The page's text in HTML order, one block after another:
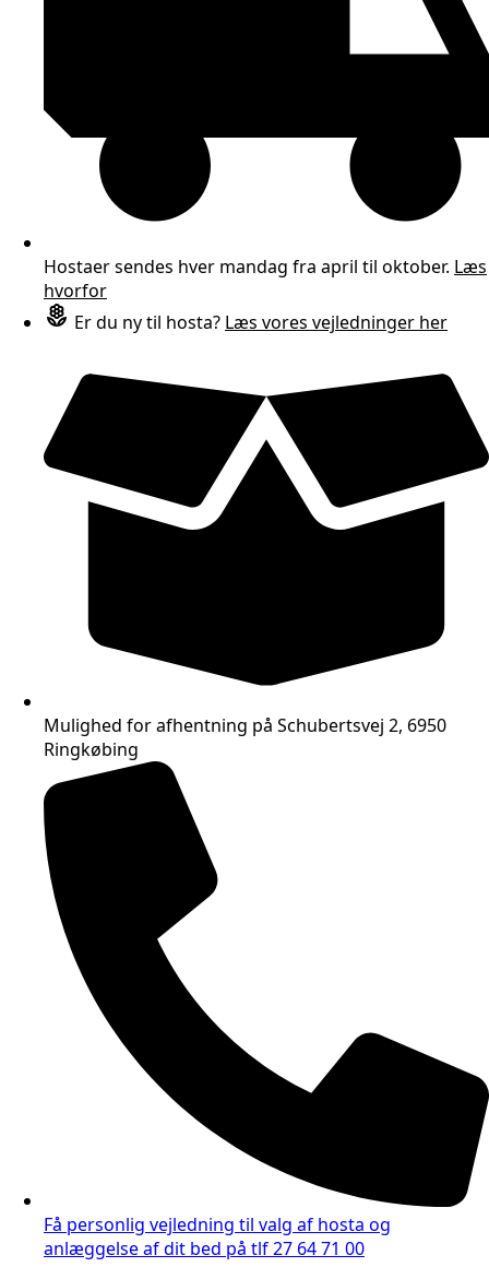
Hostaer sendes hver mandag fra april til oktober. Læs
hvorfor
Er du ny til hosta? Læs vores vejledninger her
Mulighed for afhentning på Schubertsvej 2, 6950
Ringkøbing
Få personlig vejledning til valg af hosta og
anlæggelse af dit bed på tlf 27 64 71 00